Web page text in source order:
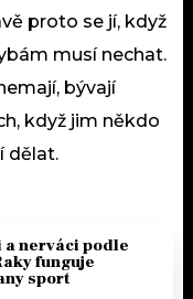
proto se jí, když
musí nechat.
bývají
když jim někdo
dělat.
nerváci podle
funguje
sport